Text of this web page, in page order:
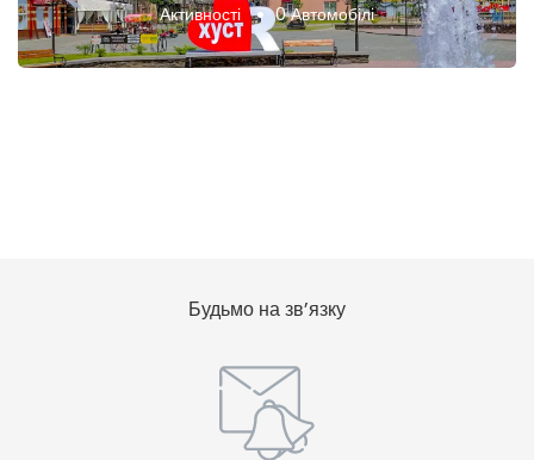
Активності
0 Автомобілі
Будьмо на зв’язку